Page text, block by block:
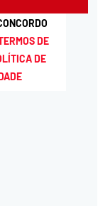
DE
DE